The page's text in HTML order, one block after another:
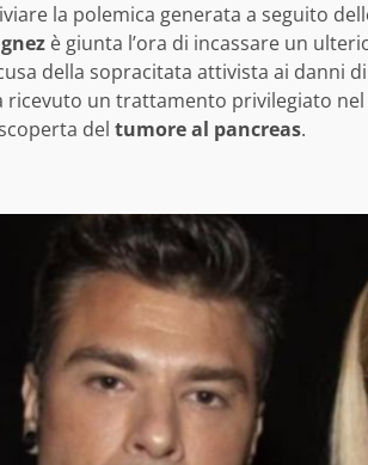
la polemica generata a seguito
è giunta l’ora di incassare un
della sopracitata attivista ai danni
ricevuto un trattamento privilegiato
del tumore al pancreas.